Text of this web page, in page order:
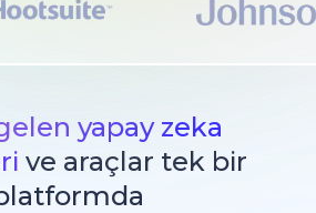
yapay zeka
ve araçlar tek bir